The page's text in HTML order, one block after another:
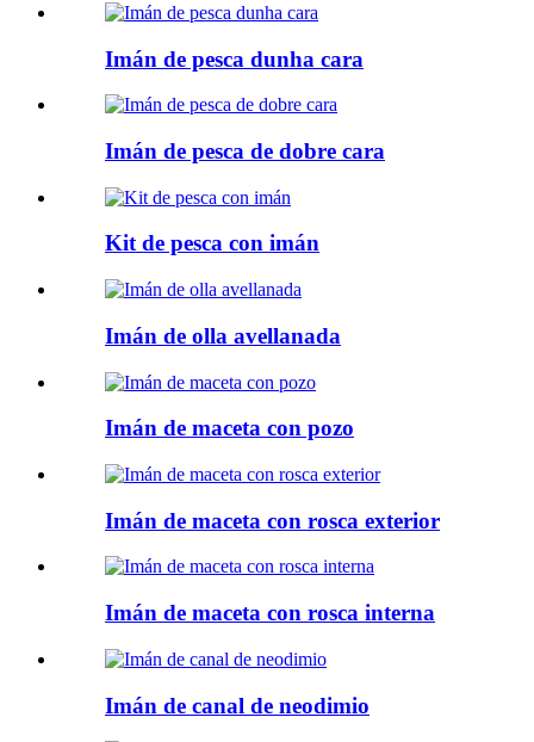
Imán de pesca dunha cara
Imán de pesca de dobre cara
Kit de pesca con imán
Imán de olla avellanada
Imán de maceta con pozo
Imán de maceta con rosca exterior
Imán de maceta con rosca interna
Imán de canal de neodimio